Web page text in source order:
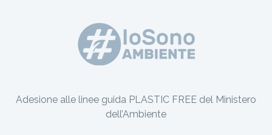
Adesione alle linee guida PLASTIC FREE del Ministero
dell’Ambiente